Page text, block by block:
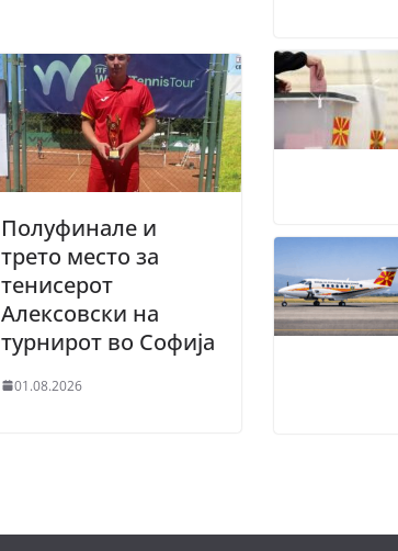
Полуфинале и
трето место за
тенисерот
Алексовски на
турнирот во Софија
01.08.2026